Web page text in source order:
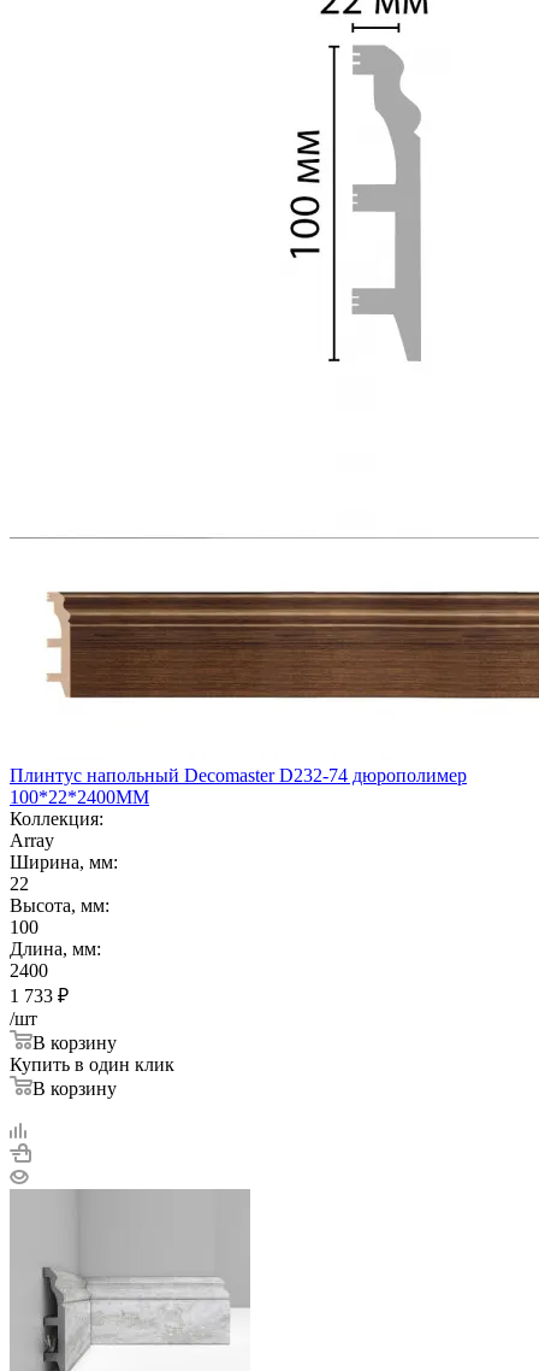
Плинтус напольный Decomaster D232-74 дюрополимер
100*22*2400ММ
Коллекция:
Array
Ширина, мм:
22
Высота, мм:
100
Длина, мм:
2400
1 733 ₽
/шт
В корзину
Купить в один клик
В корзину